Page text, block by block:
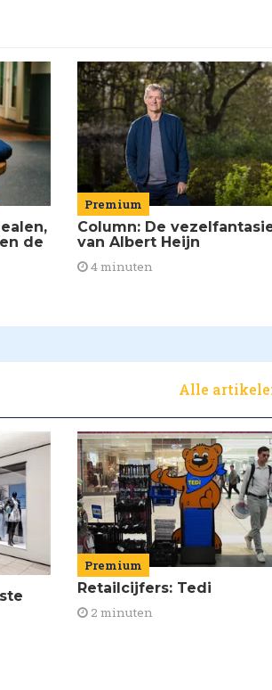
de
Premium
Column: De
van Albert Heijn
4 minuten
Alle
Premium
Retailcijfers: Tedi
2 minuten